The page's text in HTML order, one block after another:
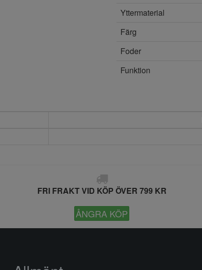
Yttermaterial
Färg
Foder
Funktion
FRI FRAKT VID KÖP ÖVER 799 KR
ÅNGRA KÖP